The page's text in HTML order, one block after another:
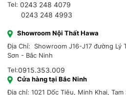
Tel: 0243 248 4079
0243 248 4993
Showroom Nội Thất Hawa
Địa Chỉ: Showroom J16-J17 đường Lý
Sơn - Bắc Ninh
Tel:0915.353.009
Cửa hàng tại Bắc Ninh
Địa chỉ: 1021 Dốc Tiêu, Minh Khai, Tam